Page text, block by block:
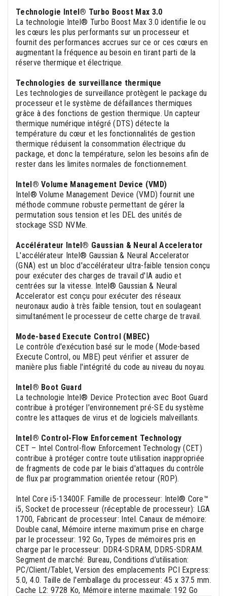
Technologie Intel® Turbo Boost Max 3.0
La technologie Intel® Turbo Boost Max 3.0 identifie le ou
les cœurs les plus performants sur un processeur et
fournit des performances accrues sur ce or ces cœurs en
augmentant la fréquence au besoin en tirant parti de la
réserve thermique et électrique.
Technologies de surveillance thermique
Les technologies de surveillance protègent le package du
processeur et le système de défaillances thermiques
grâce à des fonctions de gestion thermique. Un capteur
thermique numérique intégré (DTS) détecte la
température du cœur et les fonctionnalités de gestion
thermique réduisent la consommation électrique du
package, et donc la température, selon les besoins afin de
rester dans les limites normales de fonctionnement.
Intel® Volume Management Device (VMD)
Intel® Volume Management Device (VMD) fournit une
méthode commune robuste permettant de gérer la
permutation sous tension et les DEL des unités de
stockage SSD NVMe.
Accélérateur Intel® Gaussian & Neural Accelerator
L'accélérateur Intel® Gaussian & Neural Accelerator
(GNA) est un bloc d'accélérateur ultra-faible tension conçu
pour exécuter des charges de travail d'IA audio et
centrées sur la vitesse. Intel® Gaussian & Neural
Accelerator est conçu pour exécuter des réseaux
neuronaux audio à très faible tension, tout en soulageant
simultanément le processeur de cette charge de travail.
Mode-based Execute Control (MBEC)
Le contrôle d'exécution basé sur le mode (Mode-based
Execute Control, ou MBE) peut vérifier et assurer de
manière plus fiable l'intégrité du code au niveau du noyau.
Intel® Boot Guard
La technologie Intel® Device Protection avec Boot Guard
contribue à protéger l'environnement pré-SE du système
contre les attaques de virus et de logiciels malveillants.
Intel® Control-Flow Enforcement Technology
CET – Intel Control-flow Enforcement Technology (CET)
contribue à protéger contre toute utilisation inappropriée
de fragments de code par le biais d'attaques du contrôle
de flux par programmation orientée retour (ROP).
Intel Core i5-13400F. Famille de processeur: Intel® Core™
i5, Socket de processeur (réceptable de processeur): LGA
1700, Fabricant de processeur: Intel. Canaux de mémoire:
Double canal, Mémoire interne maximum prise en charge
par le processeur: 192 Go, Types de mémoires pris en
charge par le processeur: DDR4-SDRAM, DDR5-SDRAM.
Segment de marché: Bureau, Conditions d’utilisation:
PC/Client/Tablet, Version des emplacements PCI Express:
5.0, 4.0. Taille de l'emballage du processeur: 45 x 37.5 mm.
Cache L2: 9728 Ko, Mémoire interne maximale: 192 Go